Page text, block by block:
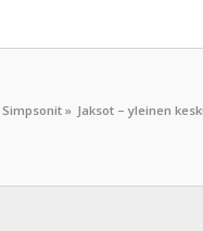
Simpsonit» Jaksot – yleinen